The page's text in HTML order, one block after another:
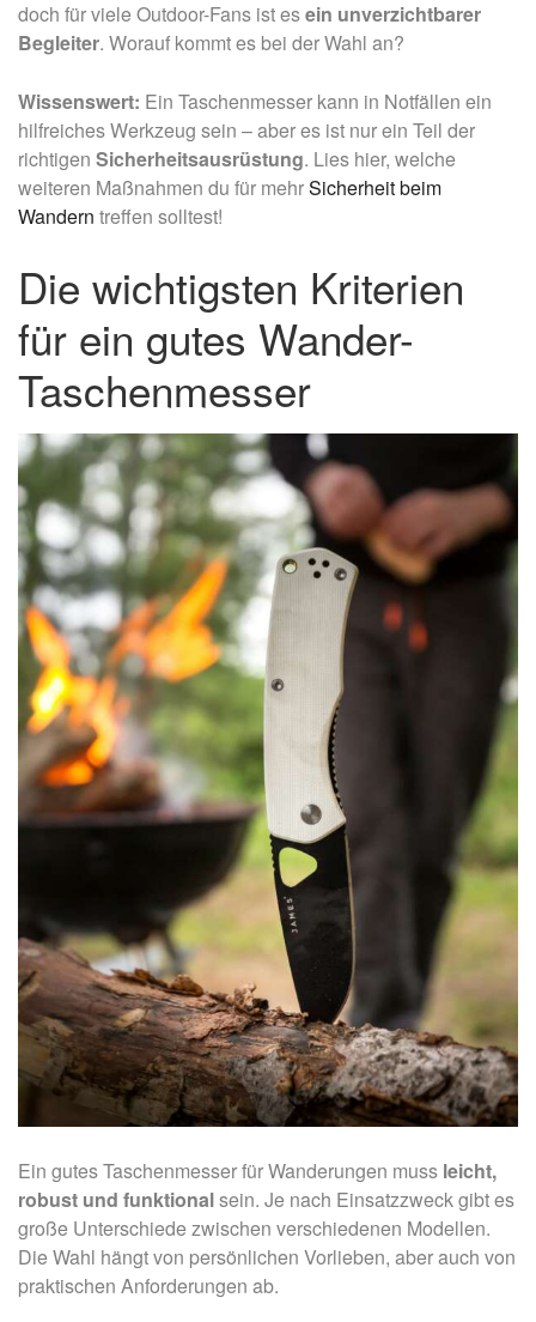
doch für viele Outdoor-Fans ist esein unverzichtbarer
Begleiter. Worauf kommt es bei der Wahl an?
Wissenswert: Ein Taschenmesser kann in Notfällen ein
hilfreiches Werkzeug sein – aber es ist nur ein Teil der
richtigen Sicherheitsausrüstung. Lies hier, welche
weiteren Maßnahmen du für mehrSicherheit beim
Wandern treffen solltest!
Die wichtigsten Kriterien
für ein gutes Wander-
Taschenmesser
Ein gutes Taschenmesser für Wanderungen muss leicht,
robust und funktionalsein. Je nach Einsatzzweck gibt es
große Unterschiede zwischen verschiedenen Modellen.
Die Wahl hängt von persönlichen Vorlieben, aber auch von
praktischen Anforderungen ab.